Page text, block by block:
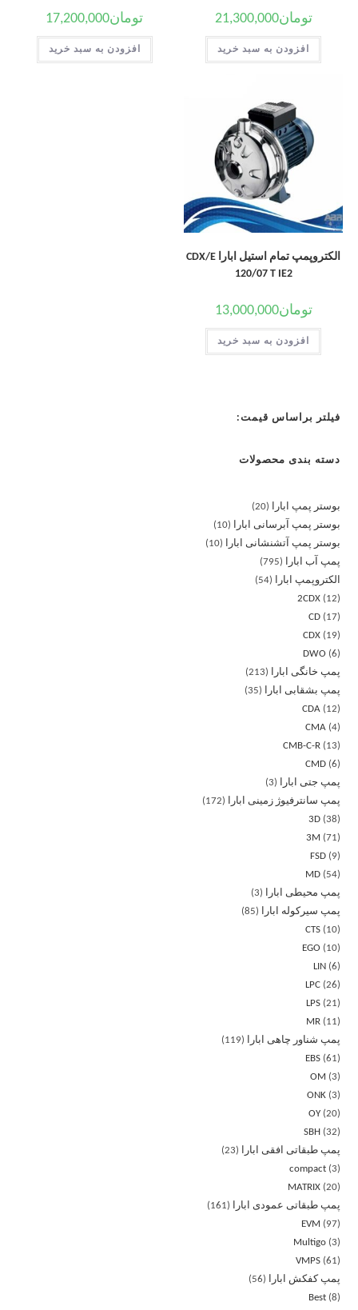
تومان21,300,000
افزودن به سبد خرید
تومان17,200,000
افزودن به سبد خرید
الکتروپمپ تمام استیل ابارا CDX/E
120/07 T IE2
تومان13,000,000
افزودن به سبد خرید
فیلتر براساس قیمت:
دسته بندی محصولات
بوستر پمپ ابارا
20
بوستر پمپ آبرسانی ابارا
10
بوستر پمپ آتشنشانی ابارا
10
پمپ آب ابارا
795
الکتروپمپ ابارا
54
2CDX
12
CD
17
CDX
19
DWO
6
پمپ خانگی ابارا
213
پمپ بشقابی ابارا
35
CDA
12
CMA 4
CMB-C-R
13
CMD 6
پمپ جتی ابارا
3
پمپ سانترفیوژ زمینی ابارا
172
3D 38
3M
71
FSD
9
MD
54
پمپ محیطی ابارا
3
پمپ سیرکوله ابارا
85
CTS
10
EGO
10
LIN
6
LPC 26
LPS 21
MR
11
پمپ شناور چاهی ابارا
119
EBS 61
OM
3
ONK 3
OY 20
SBH
32
پمپ طبقاتی افقی ابارا
23
compact 3
MATRIX 20
پمپ طبقاتی عمودی ابارا
161
EVM
97
Multigo 3
VMPS 61
پمپ کفکش ابارا
56
Best 8